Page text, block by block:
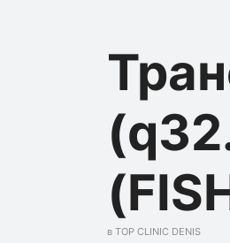
в TOP CLINIC DENIS